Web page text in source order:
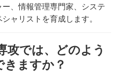
、情報管理専門家、システ
ャリストを育成します。
では、どのよう
きますか？